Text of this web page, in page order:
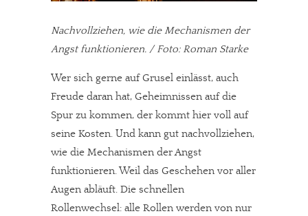
Nachvollziehen, wie die Mechanismen der
Angst funktionieren. / Foto: Roman Starke
Wer sich gerne auf Grusel einlässt, auch
Freude daran hat, Geheimnissen auf die
Spur zu kommen, der kommt hier voll auf
seine Kosten. Und kann gut nachvollziehen,
wie die Mechanismen der Angst
funktionieren. Weil das Geschehen vor aller
Augen abläuft. Die schnellen
Rollenwechsel: alle Rollen werden von nur